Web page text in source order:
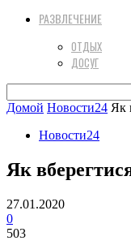
РАЗВЛЕЧЕНИЕ
ОТДЫХ
ДОСУГ
Домой Новости24 Як
Новости24
Як
27.01.2020
0
503